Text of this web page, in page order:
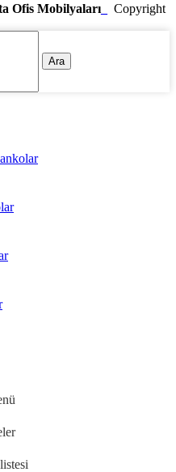
Ofis Mobilyaları
Copyright
Ara